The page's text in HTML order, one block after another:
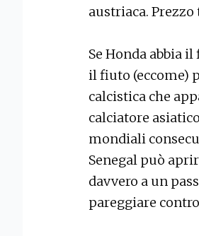
austriaca.
Se Honda abbia
il fiuto (eccome)
calcistica che
calciatore
mondiali
Senegal può
davvero a un
pareggiare